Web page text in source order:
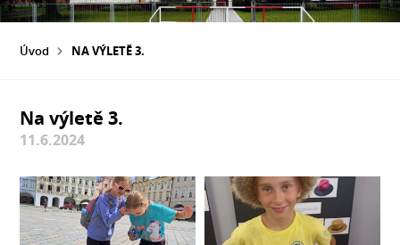
Úvod NA VÝLETĚ 3.
Na výletě 3.
11.6.2024